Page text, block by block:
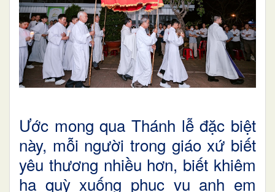
Ước mong qua Thánh lễ đặc biệt
này, mỗi người trong giáo xứ biết
yêu thương nhiều hơn, biết khiêm
hạ quỳ xuống phục vụ anh em